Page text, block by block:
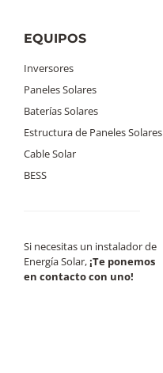
EQUIPOS
Inversores
Paneles Solares
Baterías Solares
Estructura de Paneles Solares
Cable Solar
BESS
Si necesitas un instalador de
Energía Solar,¡Te ponemos
en contacto con uno!